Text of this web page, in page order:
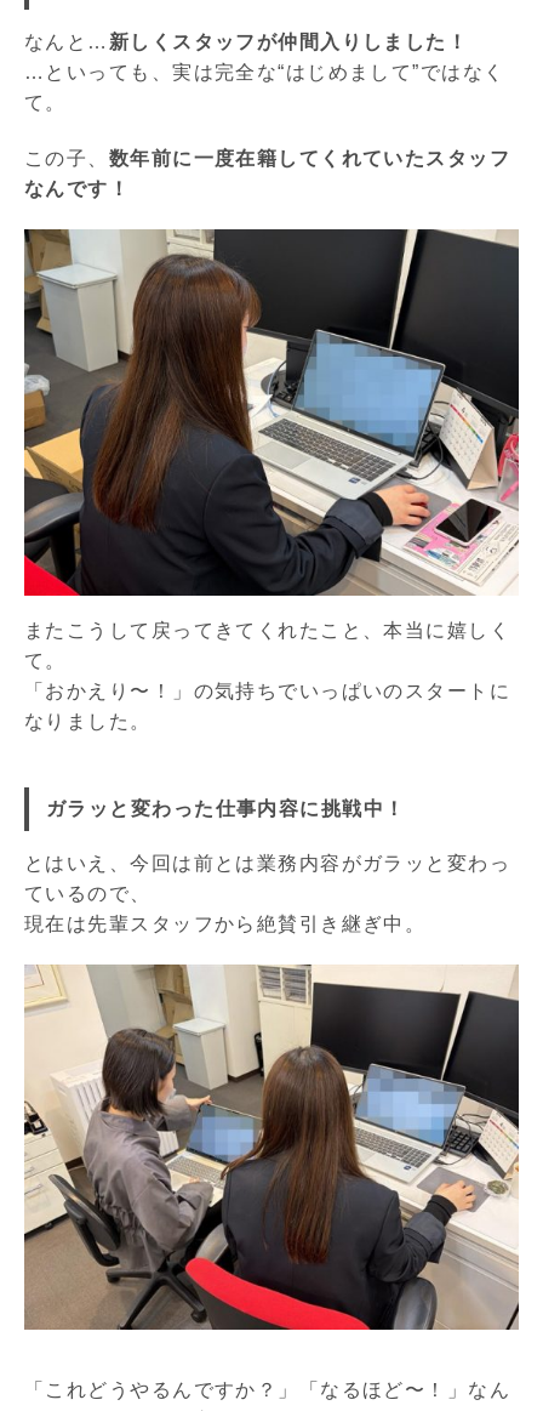
なんと… 新しくスタッフが仲間入りしました！
…といっても、実は完全な“はじめまして”ではなく
て。
この子、 数年前に一度在籍してくれていたスタッフ
なんです！
またこうして戻ってきてくれたこと、本当に嬉しく
て。
「おかえり〜！」の気持ちでいっぱいのスタートに
なりました。
ガラッと変わった仕事内容に挑戦中！
とはいえ、今回は前とは業務内容がガラッと変わっ
ているので、
現在は先輩スタッフから絶賛引き継ぎ中。
「これどうやるんですか？」「なるほど〜！」なん